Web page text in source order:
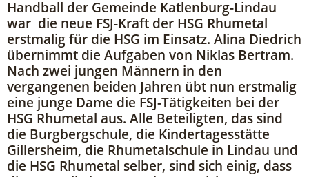
Handball der Gemeinde Katlenburg-Lindau
war die neue FSJ-Kraft der HSG Rhumetal
erstmalig für die HSG im Einsatz. Alina Diedrich
übernimmt die Aufgaben von Niklas Bertram.
Nach zwei jungen Männern in den
vergangenen beiden Jahren übt nun erstmalig
eine junge Dame die FSJ-Tätigkeiten bei der
HSG Rhumetal aus. Alle Beteiligten, das sind
die Burgbergschule, die Kindertagesstätte
Gillersheim, die Rhumetalschule in Lindau und
die HSG Rhumetal selber, sind sich einig, dass